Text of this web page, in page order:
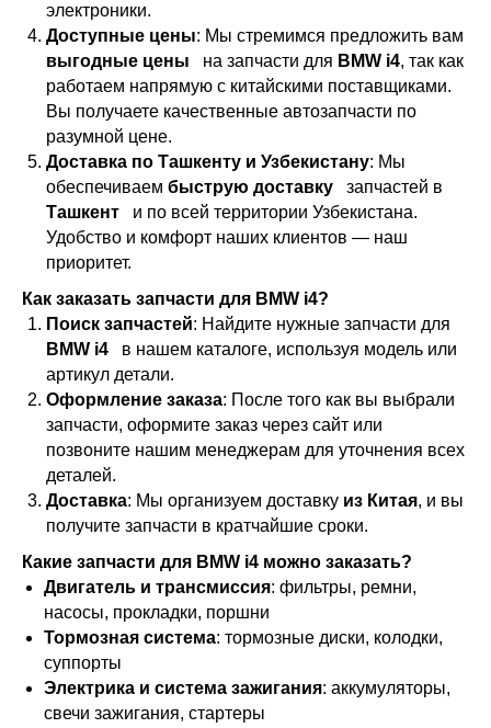
электроники.
Доступные цены: Мы стремимся предложить вам
выгодные цены
на запчасти для BMW i4, так как
работаем напрямую с китайскими поставщиками.
Вы получаете качественные автозапчасти по
разумной цене.
Доставка по Ташкенту и Узбекистану: Мы
обеспечиваем быструю доставку
запчастей в
Ташкент
и по всей территории Узбекистана.
Удобство и комфорт наших клиентов — наш
приоритет.
Как заказать запчасти для BMW i4?
Поиск запчастей: Найдите нужные запчасти для
BMW i4
в нашем каталоге, используя модель или
артикул детали.
Оформление заказа: После того как вы выбрали
запчасти, оформите заказ через сайт или
позвоните нашим менеджерам для уточнения всех
деталей.
Доставка: Мы организуем доставку из Китая, и вы
получите запчасти в кратчайшие сроки.
Какие запчасти для BMW i4 можно заказать?
Двигатель и трансмиссия: фильтры, ремни,
насосы, прокладки, поршни
Тормозная система: тормозные диски, колодки,
суппорты
Электрика и система зажигания: аккумуляторы,
свечи зажигания, стартеры